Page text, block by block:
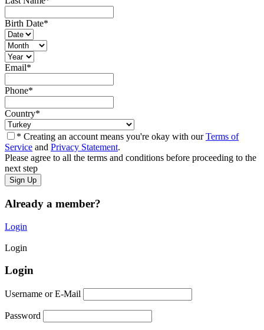
Birth Date*
Email*
Phone*
Country*
* Creating an account means you're okay with ourTerms of
Service and Privacy Statement.
Please agree to all the terms and conditions before proceeding to the
next step
Already a member?
Login
Login
Login
Username or E-Mail
Password